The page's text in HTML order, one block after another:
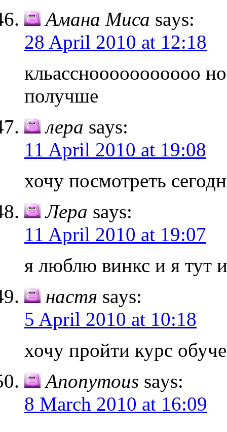
Амана Миса says:
28 April 2010 at 12:18
кльасснооооооооооо
получше
лера says:
11 April 2010 at 19:08
хочу посмотреть
Лера says:
11 April 2010 at 19:07
я люблю винкс и я тут
настя says:
5 April 2010 at 10:18
хочу пройти курс
Anonymous says:
8 March 2010 at 16:09